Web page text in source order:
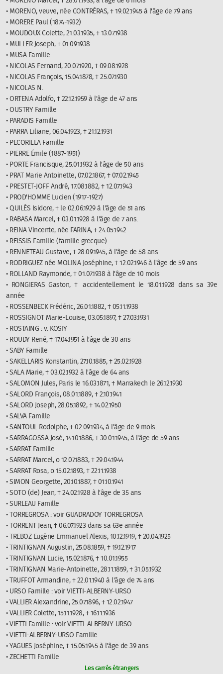
• MORENO, veuve, née CONTRÉRAS, † 19.02.1945 à l'âge de 79 ans
• MORERE Paul (1874-1932)
• MOUDOUX Colette, 21.03.1935, † 13.07.1938
• MULLER Joseph, † 01.09.1938
• MUSA Famille
• NICOLAS Fernand, 20.07.1920, † 09.08.1928
• NICOLAS François, 15.04.1878, † 25.07.1930
• NICOLAS N.
• ORTENA Adolfo, † 22.12.1959 à l'âge de 47 ans
• OUSTRY Famille
• PARADIS Famille
• PARRA Liliane, 06.04.1923, † 21.12.1931
• PECORILLA Famille
• PIERRE Émile (1887-1951)
• PORTE Francisque, 25.01.1932 à l'âge de 50 ans
• PRAT Marie Antoinette, 07.02.1867, † 07.02.1945
• PRESTET-JOFF André, 17.08.1882, † 12.07.1943
• PROD'HOMME Lucien (1917-1927)
• QUILÈS Isidore, † le 02.06.1929 à l'âge de 51 ans
• RABASA Marcel, † 03.01.1928 à l'âge de 7 ans.
• REINA Vincente, née FARINA, † 24.05.1942
• REISSIS Famille (famille grecque)
• RENNETEAU Gustave, † 28.09.1945, à l'âge de 58 ans
• RODRIGUEZ née MOLINA Joséphine, † 12.02.1946 à l'âge de 59 ans
• ROLLAND Raymonde, † 01.07.1938 à l'âge de 10 mois
• RONGIERAS Gaston, † accidentellement le 18.01.1928 dans sa 39e
année
• ROSSENBECK Frédéric, 26.01.1882, † 05.11.1938
• ROSSIGNOT Marie-Louise, 03.05.1897, † 27.03.1931
• ROSTAING : v. KOSIY
• ROUDY René, † 17.04.1951 à l'âge de 30 ans
• SABY Famille
• SAKELLARIS Konstantin, 27.10.1885, † 25.02.1928
• SALA Marie, † 03.02.1932 à l'âge de 64 ans
• SALOMON Jules, Paris le 16.03.1871, † Marrakech le 26.12.1930
• SALORD François, 08.01.1889, † 2.10.1941
• SALORD Joseph, 28.05.1892, † 14.02.1950
• SALVA Famille
• SANTOUL Rodolphe, † 02.09.1934, à l'âge de 9 mois.
• SARRAGOSSA José, 14.10.1886, † 30.01.1945, à l'âge de 59 ans
• SARRAT Famille
• SARRAT Marcel, o 12.07.1883, † 29.04.1944
• SARRAT Rosa, o 15.02.1893, † 22.11.1938
• SIMON Georgette, 20.10.1887, † 01.10.1941
• SOTO (de) Jean, † 24.02.1928 à l'âge de 35 ans
• SURLEAU Famille
• TORREGROSA : voir GUADRADOY TORREGROSA
• TORRENT Jean, † 06.07.1923 dans sa 63e année
• TREBOZ Eugène Emmanuel Alexis, 10.12.1919, † 20.04.1925
• TRINTIGNAN Augustin, 25.08.1859, † 19.12.1917
• TRINTIGNAN Lucie, 15.02.1876, † 10.01.1955
• TRINTIGNAN Marie-Antoinette, 28.11.1859, † 31.05.1932
• TRUFFOT Armandine, † 22.01.1940 à l'âge de 74 ans
• URSO Famille : voir VIETTI-ALBERNY-URSO
• VALLIER Alexandrine, 25.07.1896, † 12.02.1947
• VALLIER Colette, 15.11.1928, † 16.11.1936
• VIETTI Famille : voir VIETTI-ALBERNY-URSO
• VIETTI-ALBERNY-URSO Famille
• YAGUES Joséphine, † 15.05.1945 à l'âge de 39 ans
• ZECHETTI Famille
Les carrés étrangers